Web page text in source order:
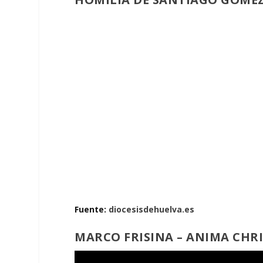
Fuente: diocesisdehuelva.es
MARCO FRISINA – ANIMA